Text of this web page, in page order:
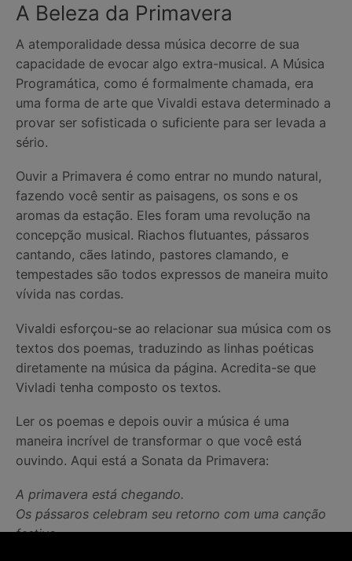
A Beleza da Primavera
A atemporalidade dessa música decorre de sua
capacidade de evocar algo extra-musical. A Música
Programática, como é formalmente chamada, era
uma forma de arte que Vivaldi estava determinado a
provar ser sofisticada o suficiente para ser levada a
sério.
Ouvir a Primavera é como entrar no mundo natural,
fazendo você sentir as paisagens, os sons e os
aromas da estação. Eles foram uma revolução na
concepção musical. Riachos flutuantes, pássaros
cantando, cães latindo, pastores clamando, e
tempestades são todos expressos de maneira muito
vívida nas cordas.
Vivaldi esforçou-se ao relacionar sua música com os
textos dos poemas, traduzindo as linhas poéticas
diretamente na música da página. Acredita-se que
Vivladi tenha composto os textos.
Ler os poemas e depois ouvir a música é uma
maneira incrível de transformar o que você está
ouvindo. Aqui está a Sonata da Primavera:
A primavera está chegando.
Os pássaros celebram seu retorno com uma canção
festiva,